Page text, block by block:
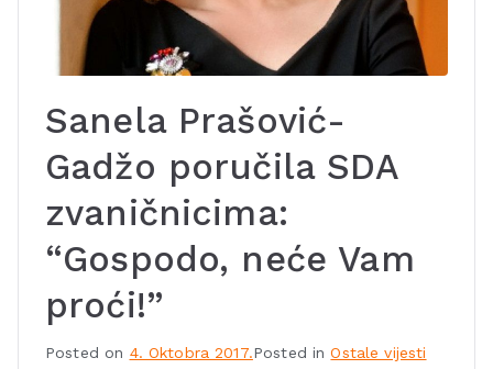
Sanela Prašović-
Gadžo poručila SDA
zvaničnicima:
“Gospodo, neće Vam
proći!”
Posted on 4. Oktobra 2017.Posted inOstale vijesti